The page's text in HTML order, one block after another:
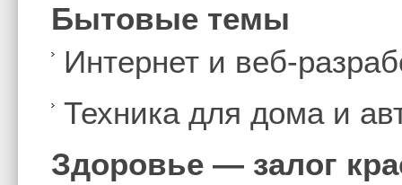
Бытовые темы
Интернет и веб-
Техника для дома и
Здоровье — залог